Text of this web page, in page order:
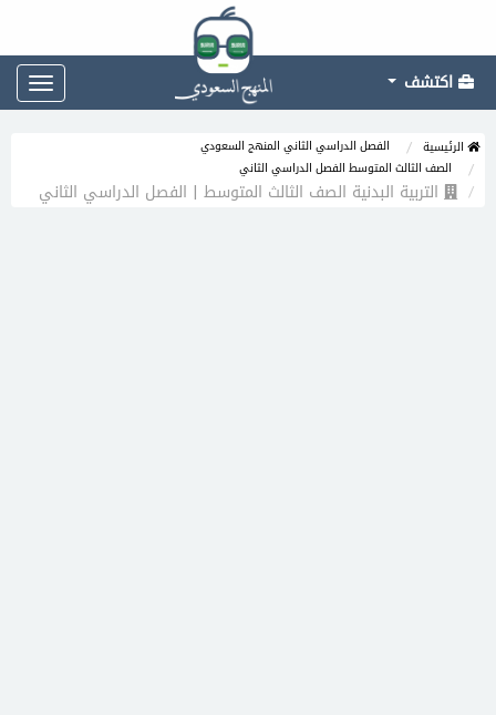
اكتشف
الرئيسية
الفصل الدراسي الثاني المنهج السعودي
الصف الثالث المتوسط الفصل الدراسي الثاني
التربية البدنية الصف الثالث المتوسط | الفصل الدراسي الثاني